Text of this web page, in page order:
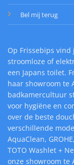
Bel mij terug
Op Frissebips
stroomloze of
een Japans toilet.
haar showroom te
badkamercultuur
voor hygiëne en
over de beste
verschillende
AquaClean,
TOTO Washlet +
onze showroom te